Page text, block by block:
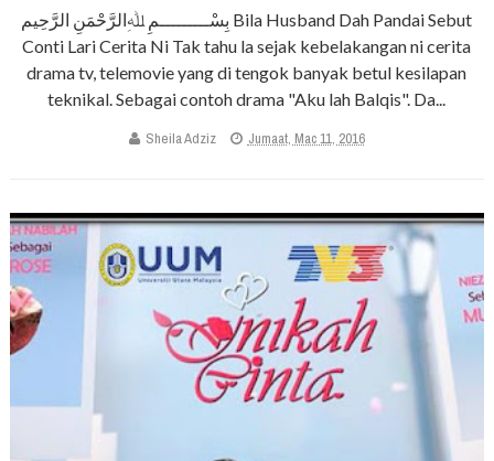
بِسْـــــــــمِ ﷲِالرَّحْمَنِ الرَّحِيم Bila Husband Dah Pandai Sebut
Conti Lari Cerita Ni Tak tahu la sejak kebelakangan ni cerita
drama tv, telemovie yang di tengok banyak betul kesilapan
teknikal. Sebagai contoh drama "Aku lah Balqis". Da...
Sheila Adziz Jumaat, Mac 11, 2016